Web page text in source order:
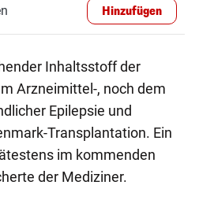
Hinzufügen
Inhaltsstoff der
Arzneimittel-, noch dem
Epilepsie und
Transplantation. Ein
im kommenden
der Mediziner.